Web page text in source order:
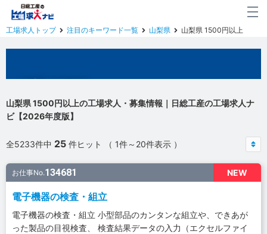
工場求人トップ 注目のキーワード一覧 山梨県 山梨県 1500円以上
山梨県 1500円以上の工場求人・募集情報｜日総工産の工場求人ナ
ビ【2026年度版】
全5233件中 25 件ヒット （ 1件～20件表示 ）
NEW
お仕事No.134681
電子機器の検査・組立
電子機器の検査・組立 小型部品のカンタンな組立や、できあが
った製品の目視検査、 検査結果データの入力（エクセルファイ